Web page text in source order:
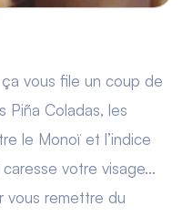
ça vous file un coup de
Piña Coladas, les
le Monoï et l’indice
votre visage…
vous remettre du